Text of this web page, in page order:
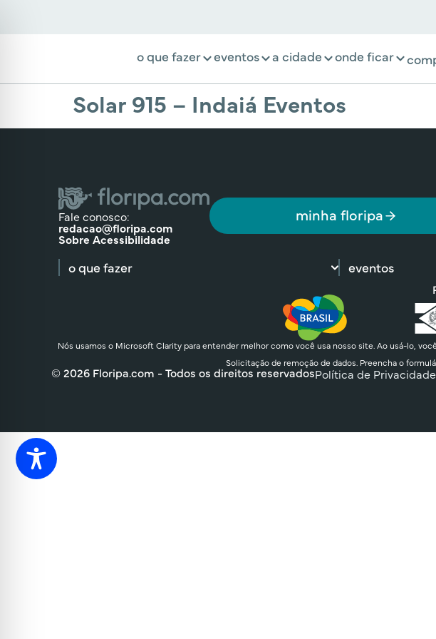
o que fazer eventos a cidade onde ficar
Solar 915 – Indaiá Eventos
Fale conosco:
redacao@floripa.com
Sobre Acessibilidade
minha floripa
o que fazer eventos
Nós usamos o Microsoft Clarity para entender melhor como você usa nosso site. Ao usá-lo,
Solicitação de remoção de dados. Preencha o
© 2026 Floripa.com - Todos os direitos reservadosPolítica de Privacidade